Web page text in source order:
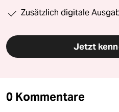
Zusätzlich digitale
Jetzt
0 Kommentare